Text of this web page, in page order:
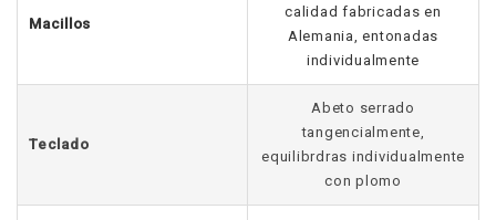
Macillos
calidad fabricadas en
Alemania, entonadas
individualmente
Teclado
Abeto serrado
tangencialmente,
equilibrdras individualmente
con plomo